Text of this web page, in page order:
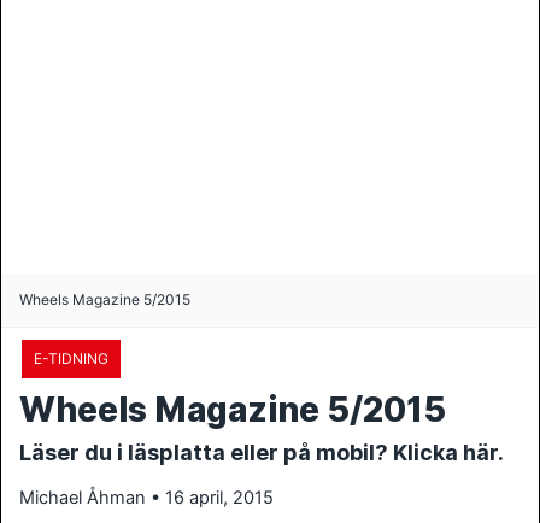
Wheels Magazine 5/2015
E-TIDNING
Wheels Magazine 5/2015
Läser du i läsplatta eller på mobil? Klicka här.
Michael Åhman • 16 april, 2015